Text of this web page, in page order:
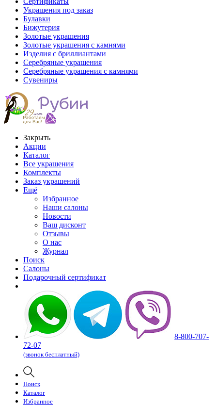
Украшения под заказ
Булавки
Бижутерия
Золотые украшения
Золотые украшения с камнями
Изделия с бриллиантами
Серебряные украшения
Серебряные украшения с камнями
Сувениры
Закрыть
Акции
Каталог
Все украшения
Комплекты
Заказ украшений
Ещё
Избранное
Наши салоны
Новости
Ваш дисконт
Отзывы
О нас
Журнал
Поиск
Салоны
Подарочный сертификат
8-800-707-
72-07
(звонок бесплатный)
Поиск
Каталог
Избранное